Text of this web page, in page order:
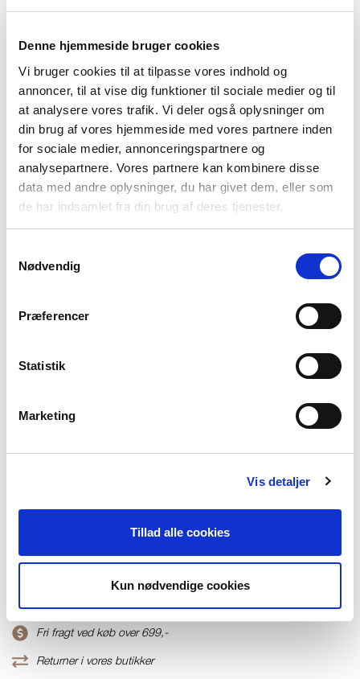
Denne hjemmeside bruger cookies
Vi bruger cookies til at tilpasse vores indhold og
annoncer, til at vise dig funktioner til sociale medier og til
at analysere vores trafik. Vi deler også oplysninger om
din brug af vores hjemmeside med vores partnere inden
for sociale medier, annonceringspartnere og
analysepartnere. Vores partnere kan kombinere disse
data med andre oplysninger, du har givet dem, eller som
de har indsamlet fra din brug af deres tjenester.
Nødvendig
Præferencer
Statistik
Marketing
Vis detaljer
Tillad alle cookies
Kun nødvendige cookies
Provence Blue Lemon Yellow Sugar Coral
Beach Sand
På lager
75% Viscose 25% Polyamide
Produktnummer
000001810010900238705
Fri fragt ved køb over 699,-
Returner i vores butikker